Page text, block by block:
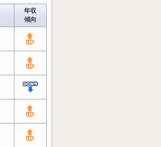
年収
傾向